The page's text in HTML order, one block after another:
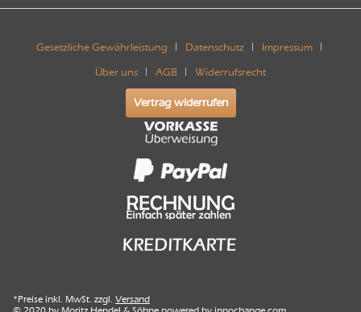
Gesetzliche Gewährleistung Datenschutz Impressum
Über uns AGB Widerrufsrecht
Vertrag widerrufen
*Preise inkl. MwSt. zzgl. Versand